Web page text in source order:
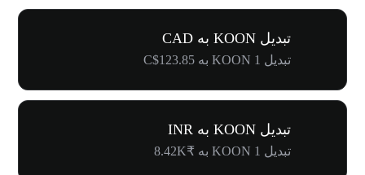
تبدیل KOON به CAD
تبدیل 1 KOON به C$123.85
تبدیل KOON به INR
تبدیل 1 KOON به ₹8.42K